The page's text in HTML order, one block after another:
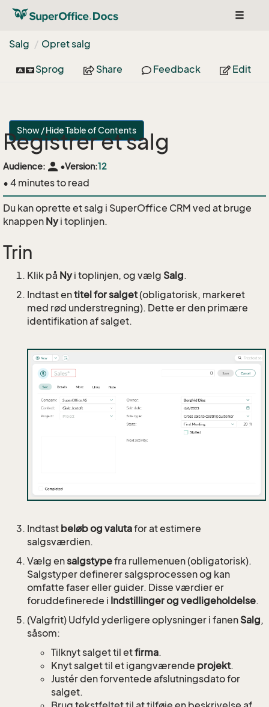
Toggle
Salg
Opret salg
Sprog Share Feedback Edit
Show / Hide Table of Contents
Registrer et salg
Audience: person •Version:12
• 4 minutes to read
Du kan oprette et salg i SuperOffice CRM ved at bruge
knappen Nyi toplinjen.
Trin
Klik på Nyi toplinjen, og vælg Salg.
Indtast entitel for salget(obligatorisk, markeret
med rød understregning). Dette er den primære
identifikation af salget.
Indtast beløb og valutafor at estimere
salgsværdien.
Vælg ensalgstypefra rullemenuen (obligatorisk).
Salgstyper definerer salgsprocessen og kan
omfatte faser eller guider. Disse værdier er
foruddefinerede i Indstillinger og vedligeholdelse.
(Valgfrit) Udfyld yderligere oplysninger i fanen Salg,
såsom:
Tilknyt salget til etfirma.
Knyt salget til et igangværende projekt.
Justér den forventede afslutningsdato for
salget.